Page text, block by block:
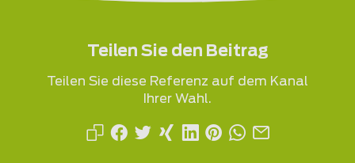
Teilen Sie den Beitrag
Teilen Sie diese Referenz auf dem Kanal
Ihrer Wahl.